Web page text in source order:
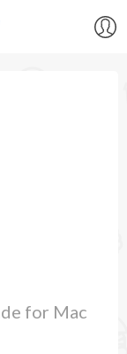
for Mac